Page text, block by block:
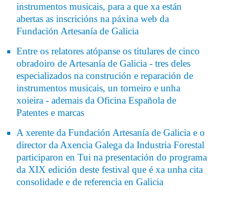
instrumentos musicais, para a que xa están
abertas as inscricións na páxina web da
Fundación Artesanía de Galicia
Entre os relatores atópanse os titulares de cinco
obradoiro de Artesanía de Galicia - tres deles
especializados na construción e reparación de
instrumentos musicais, un torneiro e unha
xoieira - ademais da Oficina Española de
Patentes e marcas
A xerente da Fundación Artesanía de Galicia e o
director da Axencia Galega da Industria Forestal
participaron en Tui na presentación do programa
da XIX edición deste festival que é xa unha cita
consolidade e de referencia en Galicia